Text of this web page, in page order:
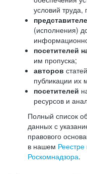
условий труда,
(исполнения)
посетителей
им пропуска;
авторов
публикации их
посетителей
ресурсов и
Полный список
данных с
правового
в нашем
Роскомнадзора.